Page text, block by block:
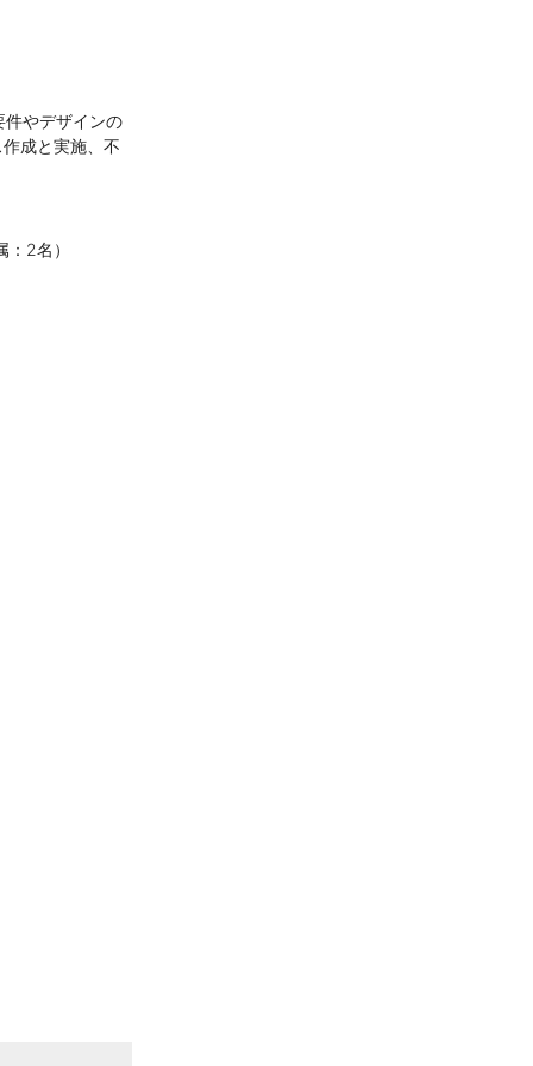
件やデザインの
成と実施、不
2名）